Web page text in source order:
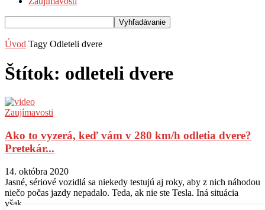
Úvod Tagy Odleteli dvere
Štítok: odleteli dvere
Zaujímavosti
Ako to vyzerá, keď vám v 280 km/h odletia dvere?
Pretekár...
14. októbra 2020
Jasné, sériové vozidlá sa niekedy testujú aj roky, aby z nich náhodou
niečo počas jazdy nepadalo. Teda, ak nie ste Tesla. Iná situácia
však...